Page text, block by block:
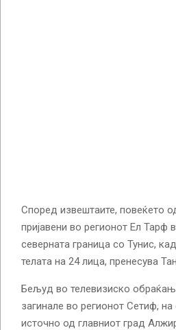
Според извештаите, повеќето
пријавени во регионот Ел Тарф
северната граница со Тунис,
телата на 24 лица, пренесува
Бељуд во телевизиско
загинале во регионот Сетиф,
источно од главниот град